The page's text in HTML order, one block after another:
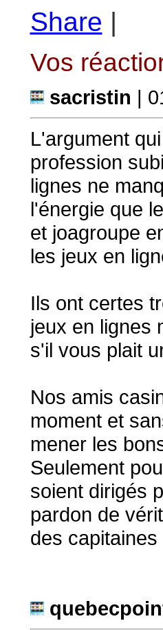
Share |
Vos
sacristin |
L'argument
profession
lignes ne
l'énergie que
et joagroupe
les jeux en
Ils ont certes
jeux en lignes
s'il vous plait
Nos amis
moment et
mener les
Seulement
soient dirigés
pardon de
des